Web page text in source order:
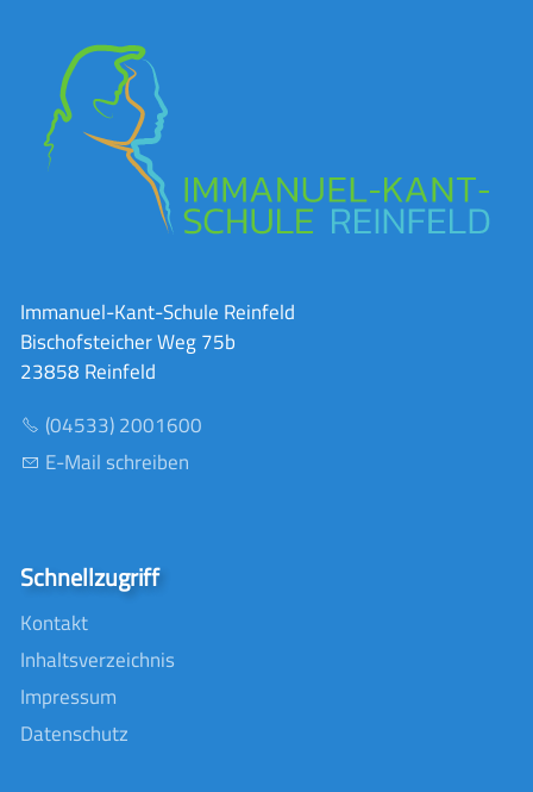
Immanuel-Kant-Schule Reinfeld
Bischofsteicher Weg 75b
23858 Reinfeld
(04533) 2001600
E-Mail schreiben
Schnellzugriff
Kontakt
Inhaltsverzeichnis
Impressum
Datenschutz